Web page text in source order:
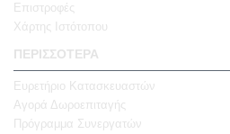
Επιστροφές
Χάρτης Ιστότοπου
ΠΕΡΙΣΣΌΤΕΡΑ
Ευρετήριο Κατασκευαστών
Αγορά Δωροεπιταγής
Πρόγραμμα Συνεργατών